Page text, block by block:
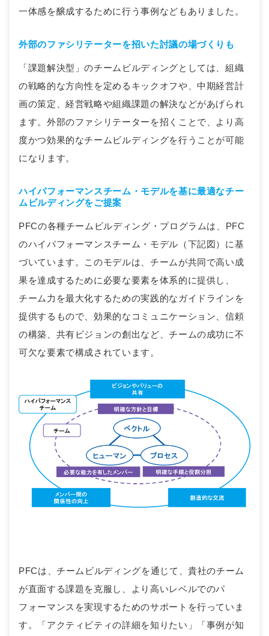
一体感を醸成するために行う事例などもありました。
外部のファシリテーターを招いた討議の場づくりも
「課題解決型」のチームビルディングとしては、組織
の戦略的な方向性を定めるキックオフや、中期経営計
画の策定、経営戦略や組織課題の解決などがあげられ
ます。外部のファシリテーターを招くことで、より高
度かつ効果的なチームビルディングを行うことが可能
になります。
ハイパフォーマンスチーム・モデルを基に最適なチー
ムビルディングをご提案
PFCの各種チームビルディング・プログラムは、PFC
のハイパフォーマンスチーム・モデル（下記図）に基
づいています。このモデルは、チームが共同で高い成
果を達成するために必要な要素を体系的に提供し、
チーム力を最大化するための実践的なガイドラインを
提供するもので、効果的なコミュニケーション、信頼
の構築、共有ビジョンの創出など、チームの成功に不
可欠な要素で構成されています。
PFCは、チームビルディングを通じて、貴社のチーム
が直面する課題を克服し、より高いレベルでのパ
フォーマンスを実現するためのサポートを行っていま
す。「アクティビティの詳細を知りたい」「事例が知